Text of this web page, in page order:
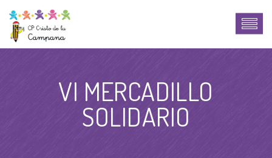
VI MERCADILLO
SOLIDARIO